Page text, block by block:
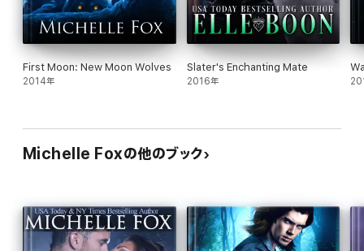
First Moon: New Moon Wolves
2014年
Slater's Enchanting Mate
2016年
Michelle Foxの他のブック